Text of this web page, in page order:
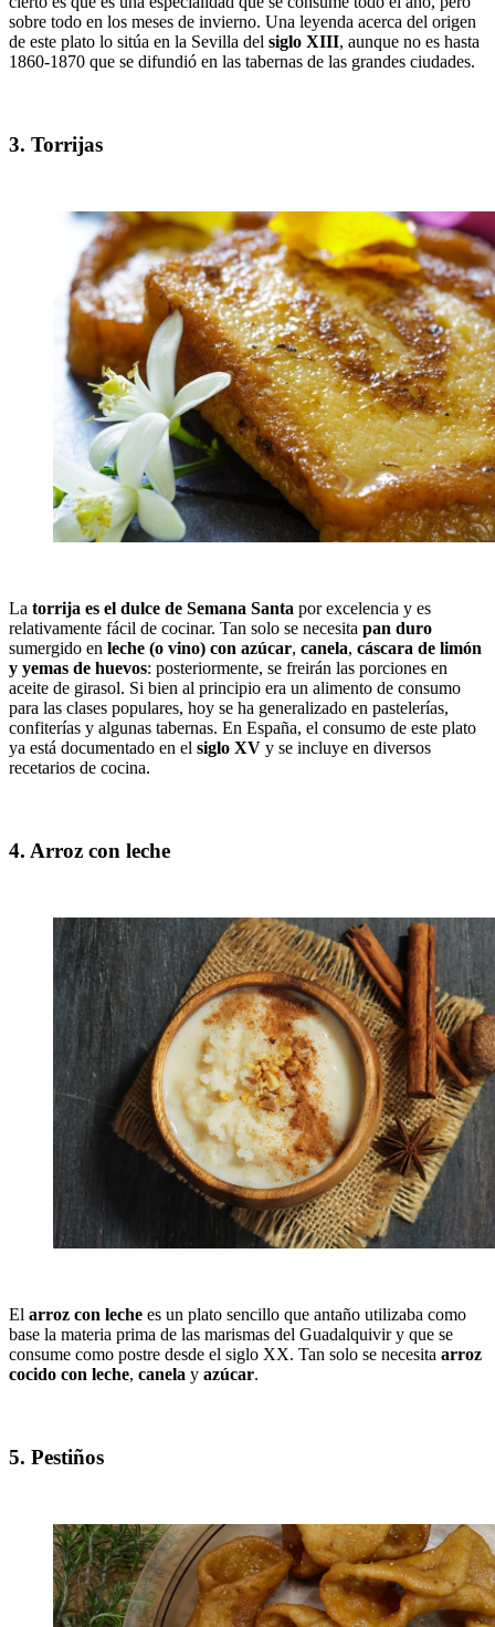
sobre todo en los meses de invierno. Una leyenda acerca del origen
de este plato lo sitúa en la Sevilla del siglo XIII, aunque no es hasta
1860-1870 que se difundió en las tabernas de las grandes ciudades.
3. Torrijas
La torrija es el dulce de Semana Santa por excelencia y es
relativamente fácil de cocinar. Tan solo se necesita pan duro
sumergido en leche (o vino) con azúcar, canela, cáscara de limón
y yemas de huevos: posteriormente, se freirán las porciones en
aceite de girasol. Si bien al principio era un alimento de consumo
para las clases populares, hoy se ha generalizado en pastelerías,
confiterías y algunas tabernas. En España, el consumo de este plato
ya está documentado en el siglo XV y se incluye en diversos
recetarios de cocina.
4. Arroz con leche
El arroz con leche es un plato sencillo que antaño utilizaba como
base la materia prima de las marismas del Guadalquivir y que se
consume como postre desde el siglo XX. Tan solo se necesita arroz
cocido con leche, canela y azúcar.
5. Pestiños